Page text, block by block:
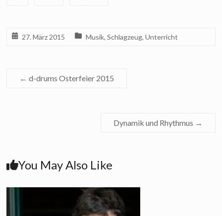
27. März 2015 Musik,Schlagzeug,Unterricht
← d-drums Osterfeier 2015
Dynamik und Rhythmus →
You May Also Like